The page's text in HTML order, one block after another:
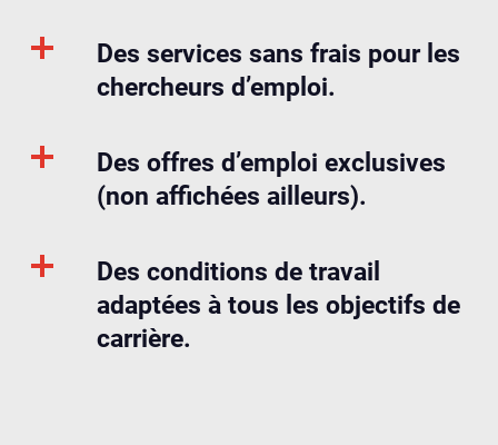
Des services sans frais pour les
chercheurs d’emploi.
Des offres d’emploi exclusives
(non affichées ailleurs).
Des conditions de travail
adaptées à tous les objectifs de
carrière.